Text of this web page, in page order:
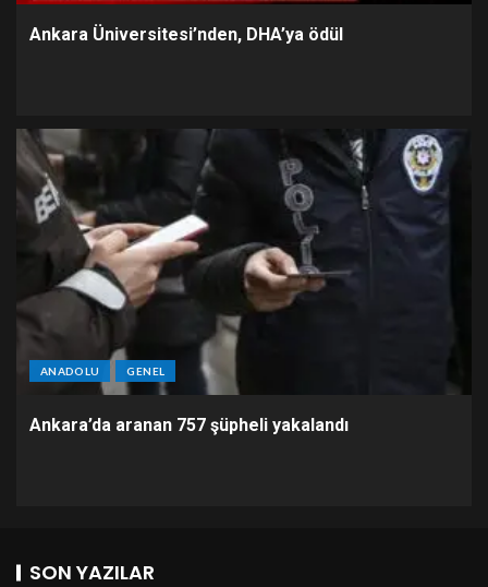
Ankara Üniversitesi’nden, DHA’ya ödül
ANADOLU GENEL
Ankara’da aranan 757 şüpheli yakalandı
SON YAZILAR